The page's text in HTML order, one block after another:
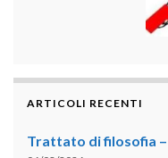
ARTICOLI RECENTI
Trattato di filosofia –